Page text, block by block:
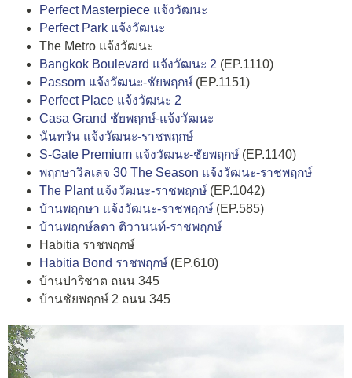
Perfect Masterpiece แจ้งวัฒนะ
Perfect Park แจ้งวัฒนะ
The Metro แจ้งวัฒนะ
Bangkok Boulevard แจ้งวัฒนะ 2 (EP.1110)
Passorn แจ้งวัฒนะ-ชัยพฤกษ์ (EP.1151)
Perfect Place แจ้งวัฒนะ 2
Casa Grand ชัยพฤกษ์-แจ้งวัฒนะ
นันทวัน แจ้งวัฒนะ-ราชพฤกษ์
S-Gate Premium แจ้งวัฒนะ-ชัยพฤกษ์ (EP.1140)
พฤกษาวิลเลจ 30 The Season แจ้งวัฒนะ-ราชพฤกษ์
The Plant แจ้งวัฒนะ-ราชพฤกษ์ (EP.1042)
บ้านพฤกษา แจ้งวัฒนะ-ราชพฤกษ์ (EP.585)
บ้านพฤกษ์ลดา ติวานนท์-ราชพฤกษ์
Habitia ราชพฤกษ์
Habitia Bond ราชพฤกษ์ (EP.610)
บ้านปาริชาต ถนน 345
บ้านชัยพฤกษ์ 2 ถนน 345